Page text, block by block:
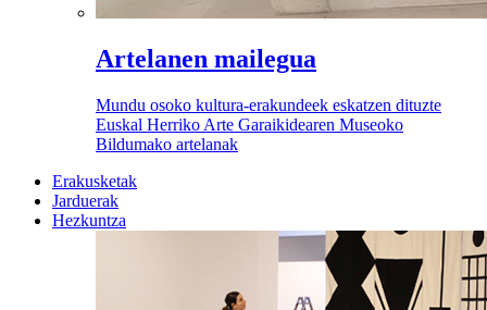
Artelanen mailegua
Mundu osoko kultura-erakundeek eskatzen dituzte
Euskal Herriko Arte Garaikidearen Museoko
Bildumako artelanak
Erakusketak
Jarduerak
Hezkuntza